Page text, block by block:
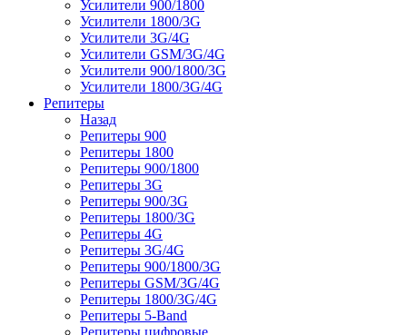
Усилители 900/1800
Усилители 1800/3G
Усилители 3G/4G
Усилители GSM/3G/4G
Усилители 900/1800/3G
Усилители 1800/3G/4G
Репитеры
Назад
Репитеры 900
Репитеры 1800
Репитеры 900/1800
Репитеры 3G
Репитеры 900/3G
Репитеры 1800/3G
Репитеры 4G
Репитеры 3G/4G
Репитеры 900/1800/3G
Репитеры GSM/3G/4G
Репитеры 1800/3G/4G
Репитеры 5-Band